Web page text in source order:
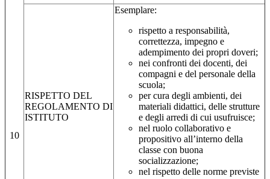
10
RISPETTO DEL
REGOLAMENTO DI
ISTITUTO
Esemplare:
rispetto a responsabilità,
correttezza, impegno e
adempimento dei propri doveri;
nei confronti dei docenti, dei
compagni e del personale della
scuola;
per cura degli ambienti, dei
materiali didattici, delle strutture
e degli arredi di cui usufruisce;
nel ruolo collaborativo e
propositivo all’interno della
classe con buona
socializzazione;
nel rispetto delle norme previste